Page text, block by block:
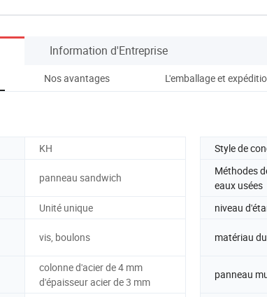
Information d'Entreprise
Nos avantages L'emballage et
KH Style de
panneau sandwich
Méthodes
eaux usées
Unité unique niveau
vis, boulons matériau
colonne d'acier de 4 mm
d'épaisseur acier de 3 mm
panneau